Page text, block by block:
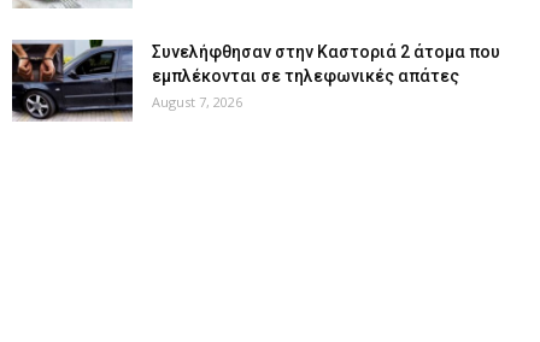
Συνελήφθησαν στην Καστοριά 2 άτομα που
εμπλέκονται σε τηλεφωνικές απάτες
August 7, 2026